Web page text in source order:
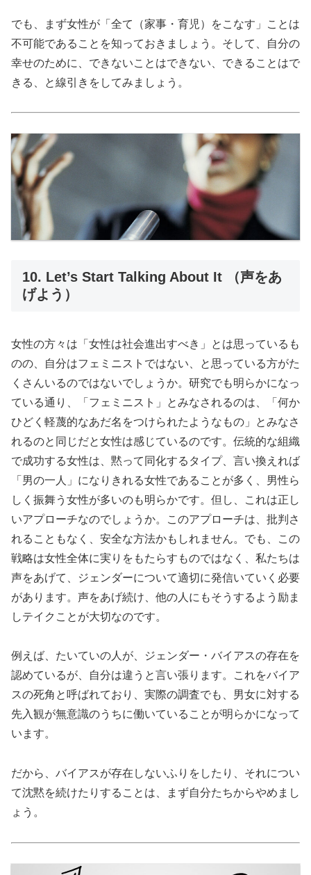
でも、まず女性が「全て（家事・育児）をこなす」ことは
不可能であることを知っておきましょう。そして、自分の
幸せのために、できないことはできない、できることはで
きる、と線引きをしてみましょう。
10. Let’s Start Talking About It （声をあ
げよう）
女性の方々は「女性は社会進出すべき」とは思っているも
のの、自分はフェミニストではない、と思っている方がた
くさんいるのではないでしょうか。研究でも明らかになっ
ている通り、「フェミニスト」とみなされるのは、「何か
ひどく軽蔑的なあだ名をつけられたようなもの」とみなさ
れるのと同じだと女性は感じているのです。伝統的な組織
で成功する女性は、黙って同化するタイプ、言い換えれば
「男の一人」になりきれる女性であることが多く、男性ら
しく振舞う女性が多いのも明らかです。但し、これは正し
いアプローチなのでしょうか。このアプローチは、批判さ
れることもなく、安全な方法かもしれません。でも、この
戦略は女性全体に実りをもたらすものではなく、私たちは
声をあげて、ジェンダーについて適切に発信いていく必要
があります。声をあげ続け、他の人にもそうするよう励ま
しテイクことが大切なのです。
例えば、たいていの人が、ジェンダー・バイアスの存在を
認めているが、自分は違うと言い張ります。これをバイア
スの死角と呼ばれており、実際の調査でも、男女に対する
先入観が無意識のうちに働いていることが明らかになって
います。
だから、バイアスが存在しないふりをしたり、それについ
て沈黙を続けたりすることは、まず自分たちからやめまし
ょう。